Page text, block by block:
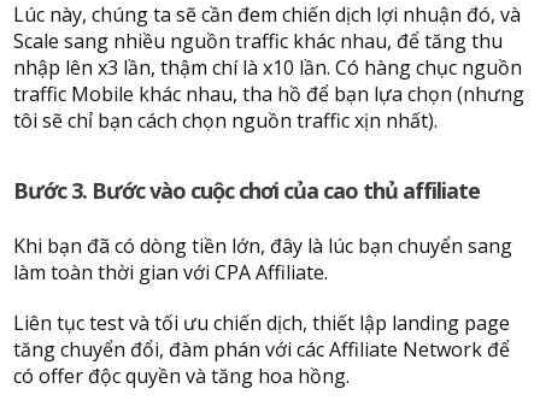
Lúc này, chúng ta sẽ cần đem chiến dịch lợi nhuận đó, và
Scale sang nhiều nguồn traffic khác nhau, để tăng thu
nhập lên x3 lần, thậm chí là x10 lần. Có hàng chục nguồn
traffic Mobile khác nhau, tha hồ để bạn lựa chọn (nhưng
tôi sẽ chỉ bạn cách chọn nguồn traffic xịn nhất).
Bước 3. Bước vào cuộc chơi của cao thủ affiliate
Khi bạn đã có dòng tiền lớn, đây là lúc bạn chuyển sang
làm toàn thời gian với CPA Affiliate.
Liên tục test và tối ưu chiến dịch, thiết lập landing page
tăng chuyển đổi, đàm phán với các Affiliate Network để
có offer độc quyền và tăng hoa hồng.